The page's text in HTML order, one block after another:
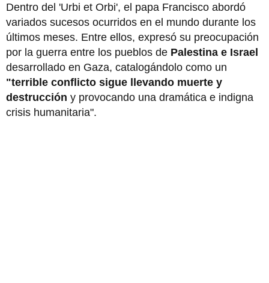
Dentro del 'Urbi et Orbi', el papa Francisco abordó
variados sucesos ocurridos en el mundo durante los
últimos meses. Entre ellos, expresó su preocupación
por la guerra entre los pueblos de Palestina e Israel
desarrollado en Gaza, catalogándolo como un
"terrible conflicto sigue llevando muerte y
destrucción y provocando una dramática e indigna
crisis humanitaria".